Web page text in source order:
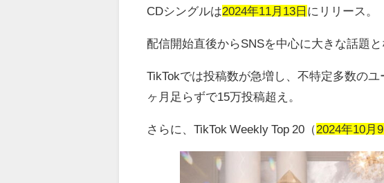
CDシングルは2024年11月13日 にリリース。
配信開始直後からSNSを中心に大きな話題と
TikTokでは投稿数が急増し、不特定多数の
ヶ月足らずで15万投稿超え。
さらに、TikTok Weekly Top 20 （2024年10月